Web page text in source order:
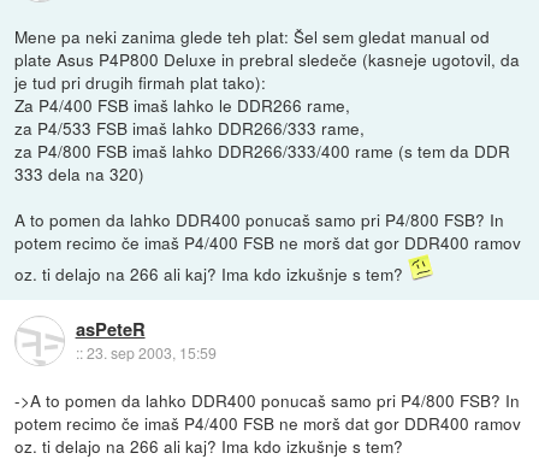
Mene pa neki zanima glede teh plat: Šel sem gledat manual od
plate Asus P4P800 Deluxe in prebral sledeče (kasneje ugotovil, da
je tud pri drugih firmah plat tako):
Za P4/400 FSB imaš lahko le DDR266 rame,
za P4/533 FSB imaš lahko DDR266/333 rame,
za P4/800 FSB imaš lahko DDR266/333/400 rame (s tem da DDR
333 dela na 320)
A to pomen da lahko DDR400 ponucaš samo pri P4/800 FSB? In
potem recimo če imaš P4/400 FSB ne morš dat gor DDR400 ramov
oz. ti delajo na 266 ali kaj? Ima kdo izkušnje s tem?
asPeteR
::23. sep 2003, 15:59
->A to pomen da lahko DDR400 ponucaš samo pri P4/800 FSB? In
potem recimo če imaš P4/400 FSB ne morš dat gor DDR400 ramov
oz. ti delajo na 266 ali kaj? Ima kdo izkušnje s tem?